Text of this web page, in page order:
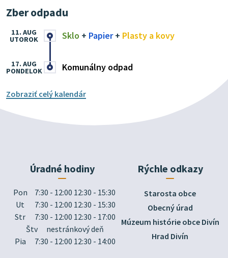
Zber odpadu
Sklo + Papier+ Plasty a kovy
11. AUG
UTOROK
Komunálny odpad
17. AUG
PONDELOK
Zobraziť celý kalendár
Úradné hodiny
Pon
7:30 - 12:00 12:30 - 15:30
Ut
7:30 - 12:00 12:30 - 15:30
Str
7:30 - 12:00 12:30 - 17:00
Štv
nestránkový deň
Pia
7:30 - 12:00 12:30 - 14:00
Rýchle odkazy
Starosta obce
Obecný úrad
Múzeum histórie obce Divín
Hrad Divín